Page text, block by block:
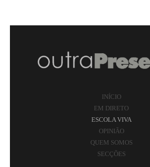
INÍCIO
EM DIRETO
ESCOLA VIVA
OPINIÃO
QUEM SOMOS
SECÇÕES